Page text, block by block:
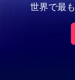
世界で最